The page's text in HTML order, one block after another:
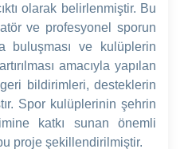
olarak belirlenmiştir. Bu
ve profesyonel sporun
buluşması ve kulüplerin
amacıyla yapılan
bildirimleri, desteklerin
Spor kulüplerinin şehrin
katkı sunan önemli
proje şekillendirilmiştir.